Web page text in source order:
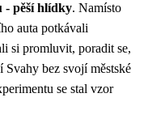
- pěší hlídky. Namísto
auta potkávali
si promluvit, poradit se,
Svahy bez svojí městské
se stal vzor